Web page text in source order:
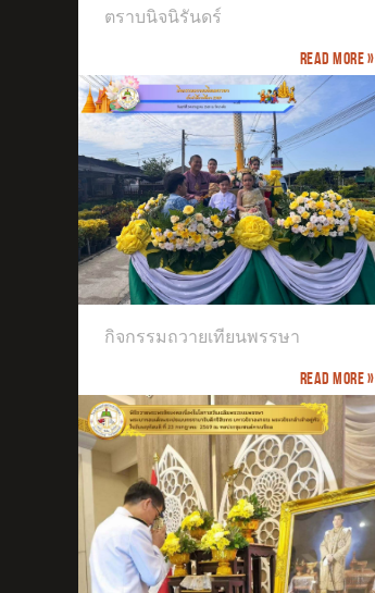
ตราบนิจนิรันดร์
Read more »
กิจกรรมถวายเทียนพรรษา
Read more »
มหาวิทยาลัยศิลปากร